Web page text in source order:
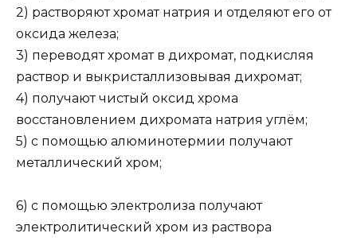
2) растворяют хромат натрия и отделяют его от
оксида железа;
3) переводят хромат в дихромат, подкисляя
раствор и выкристаллизовывая дихромат;
4) получают чистый оксид хрома
восстановлением дихромата натрия углём;
5) с помощью алюминотермии получают
металлический хром;
6) с помощью электролиза получают
электролитический хром из раствора